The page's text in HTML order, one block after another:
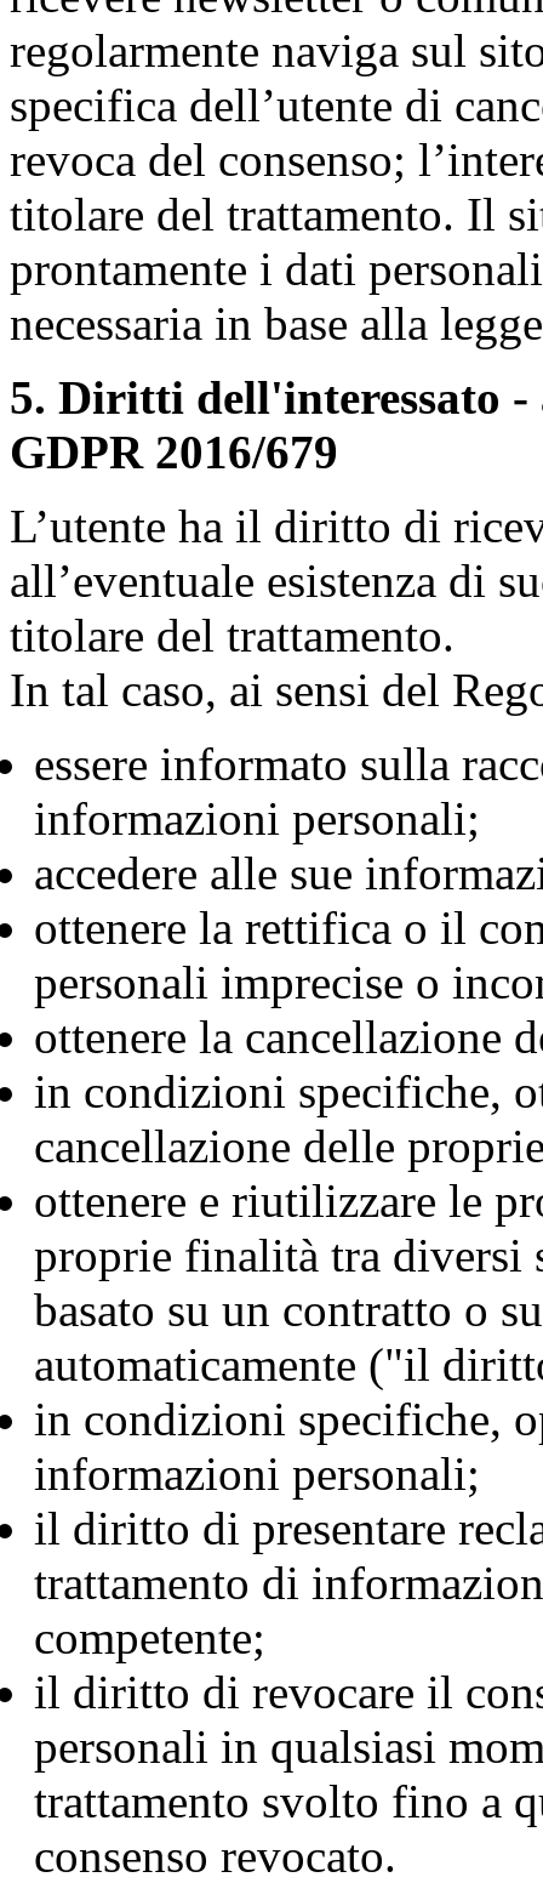
regolarmente naviga sul
specifica dell’utente di
revoca del consenso;
titolare del trattamento. Il
prontamente i dati
necessaria in base alla
5. Diritti dell'interessato
GDPR 2016/679
L’utente ha il diritto di
all’eventuale esistenza di
titolare del trattamento.
In tal caso, ai sensi del
essere informato sulla
informazioni personali;
accedere alle sue
ottenere la rettifica o il
personali imprecise o
ottenere la cancellazione
in condizioni specifiche,
cancellazione delle
ottenere e riutilizzare le
proprie finalità tra diversi
basato su un contratto o
automaticamente ("il
in condizioni specifiche,
informazioni personali;
il diritto di presentare
trattamento di
competente;
il diritto di revocare il
personali in qualsiasi
trattamento svolto fino a
consenso revocato.